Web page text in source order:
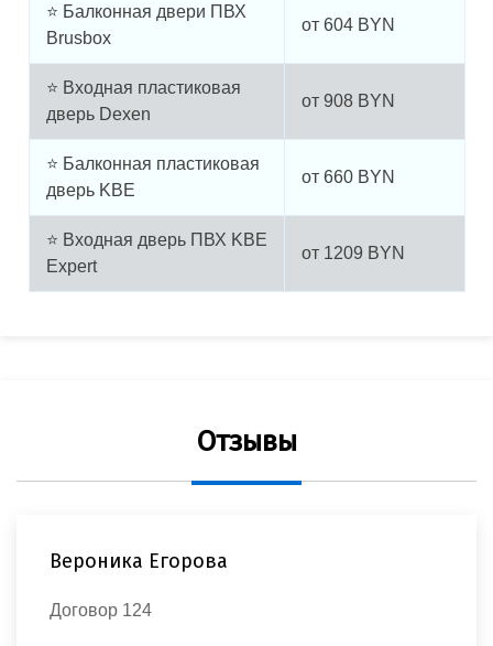
⭐ Балконная двери ПВХ
Brusbox
от 604 BYN
⭐ Входная пластиковая
дверь Dexen
от 908 BYN
⭐ Балконная пластиковая
дверь KBE
от 660 BYN
⭐ Входная дверь ПВХ KBE
Expert
от 1209 BYN
Отзывы
Вероника Егорова
Договор 124